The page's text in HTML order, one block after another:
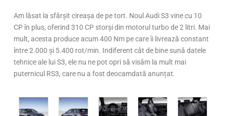
Am lăsat la sfârșit cireașa de pe tort. Noul Audi S3 vine cu 10
CP în plus, oferind 310 CP storși din motorul turbo de 2 litri. Mai
mult, acesta produce acum 400 Nm pe care îi livrează constant
între 2.000 și 5.400 rot/min. Indiferent cât de bine sună datele
tehnice ale lui S3, ele nu ne pot opri să visăm la mult mai
puternicul RS3, care nu a fost deocamdată anunțat.